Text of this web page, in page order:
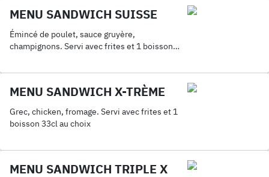
MENU SANDWICH SUISSE
Émincé de poulet, sauce gruyère,
champignons. Servi avec frites et 1 boisson
MENU SANDWICH X-TRÈME
Grec, chicken, fromage. Servi avec frites et 1
boisson 33cl au choix
MENU SANDWICH TRIPLE X